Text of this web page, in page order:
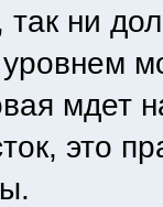
так ни
мдет
это